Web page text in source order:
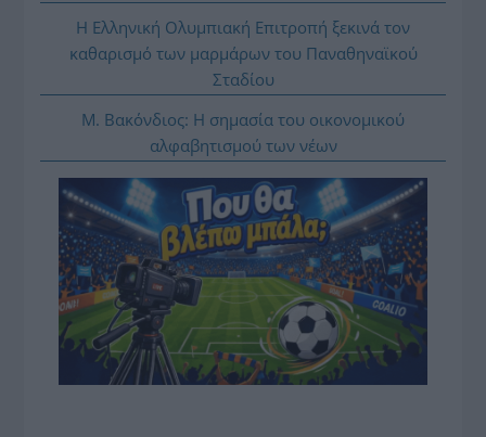
Η Ελληνική Ολυμπιακή Επιτροπή ξεκινά τον
καθαρισμό των μαρμάρων του Παναθηναϊκού
Σταδίου
Μ. Βακόνδιος: H σημασία του οικονομικού
αλφαβητισμού των νέων